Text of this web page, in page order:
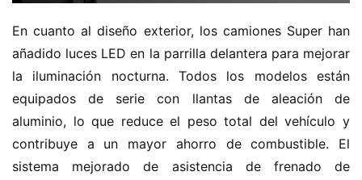
En cuanto al diseño exterior, los camiones Super han
añadido luces LED en la parrilla delantera para mejorar
la iluminación nocturna. Todos los modelos están
equipados de serie con llantas de aleación de
aluminio, lo que reduce el peso total del vehículo y
contribuye a un mayor ahorro de combustible. El
sistema mejorado de asistencia de frenado de